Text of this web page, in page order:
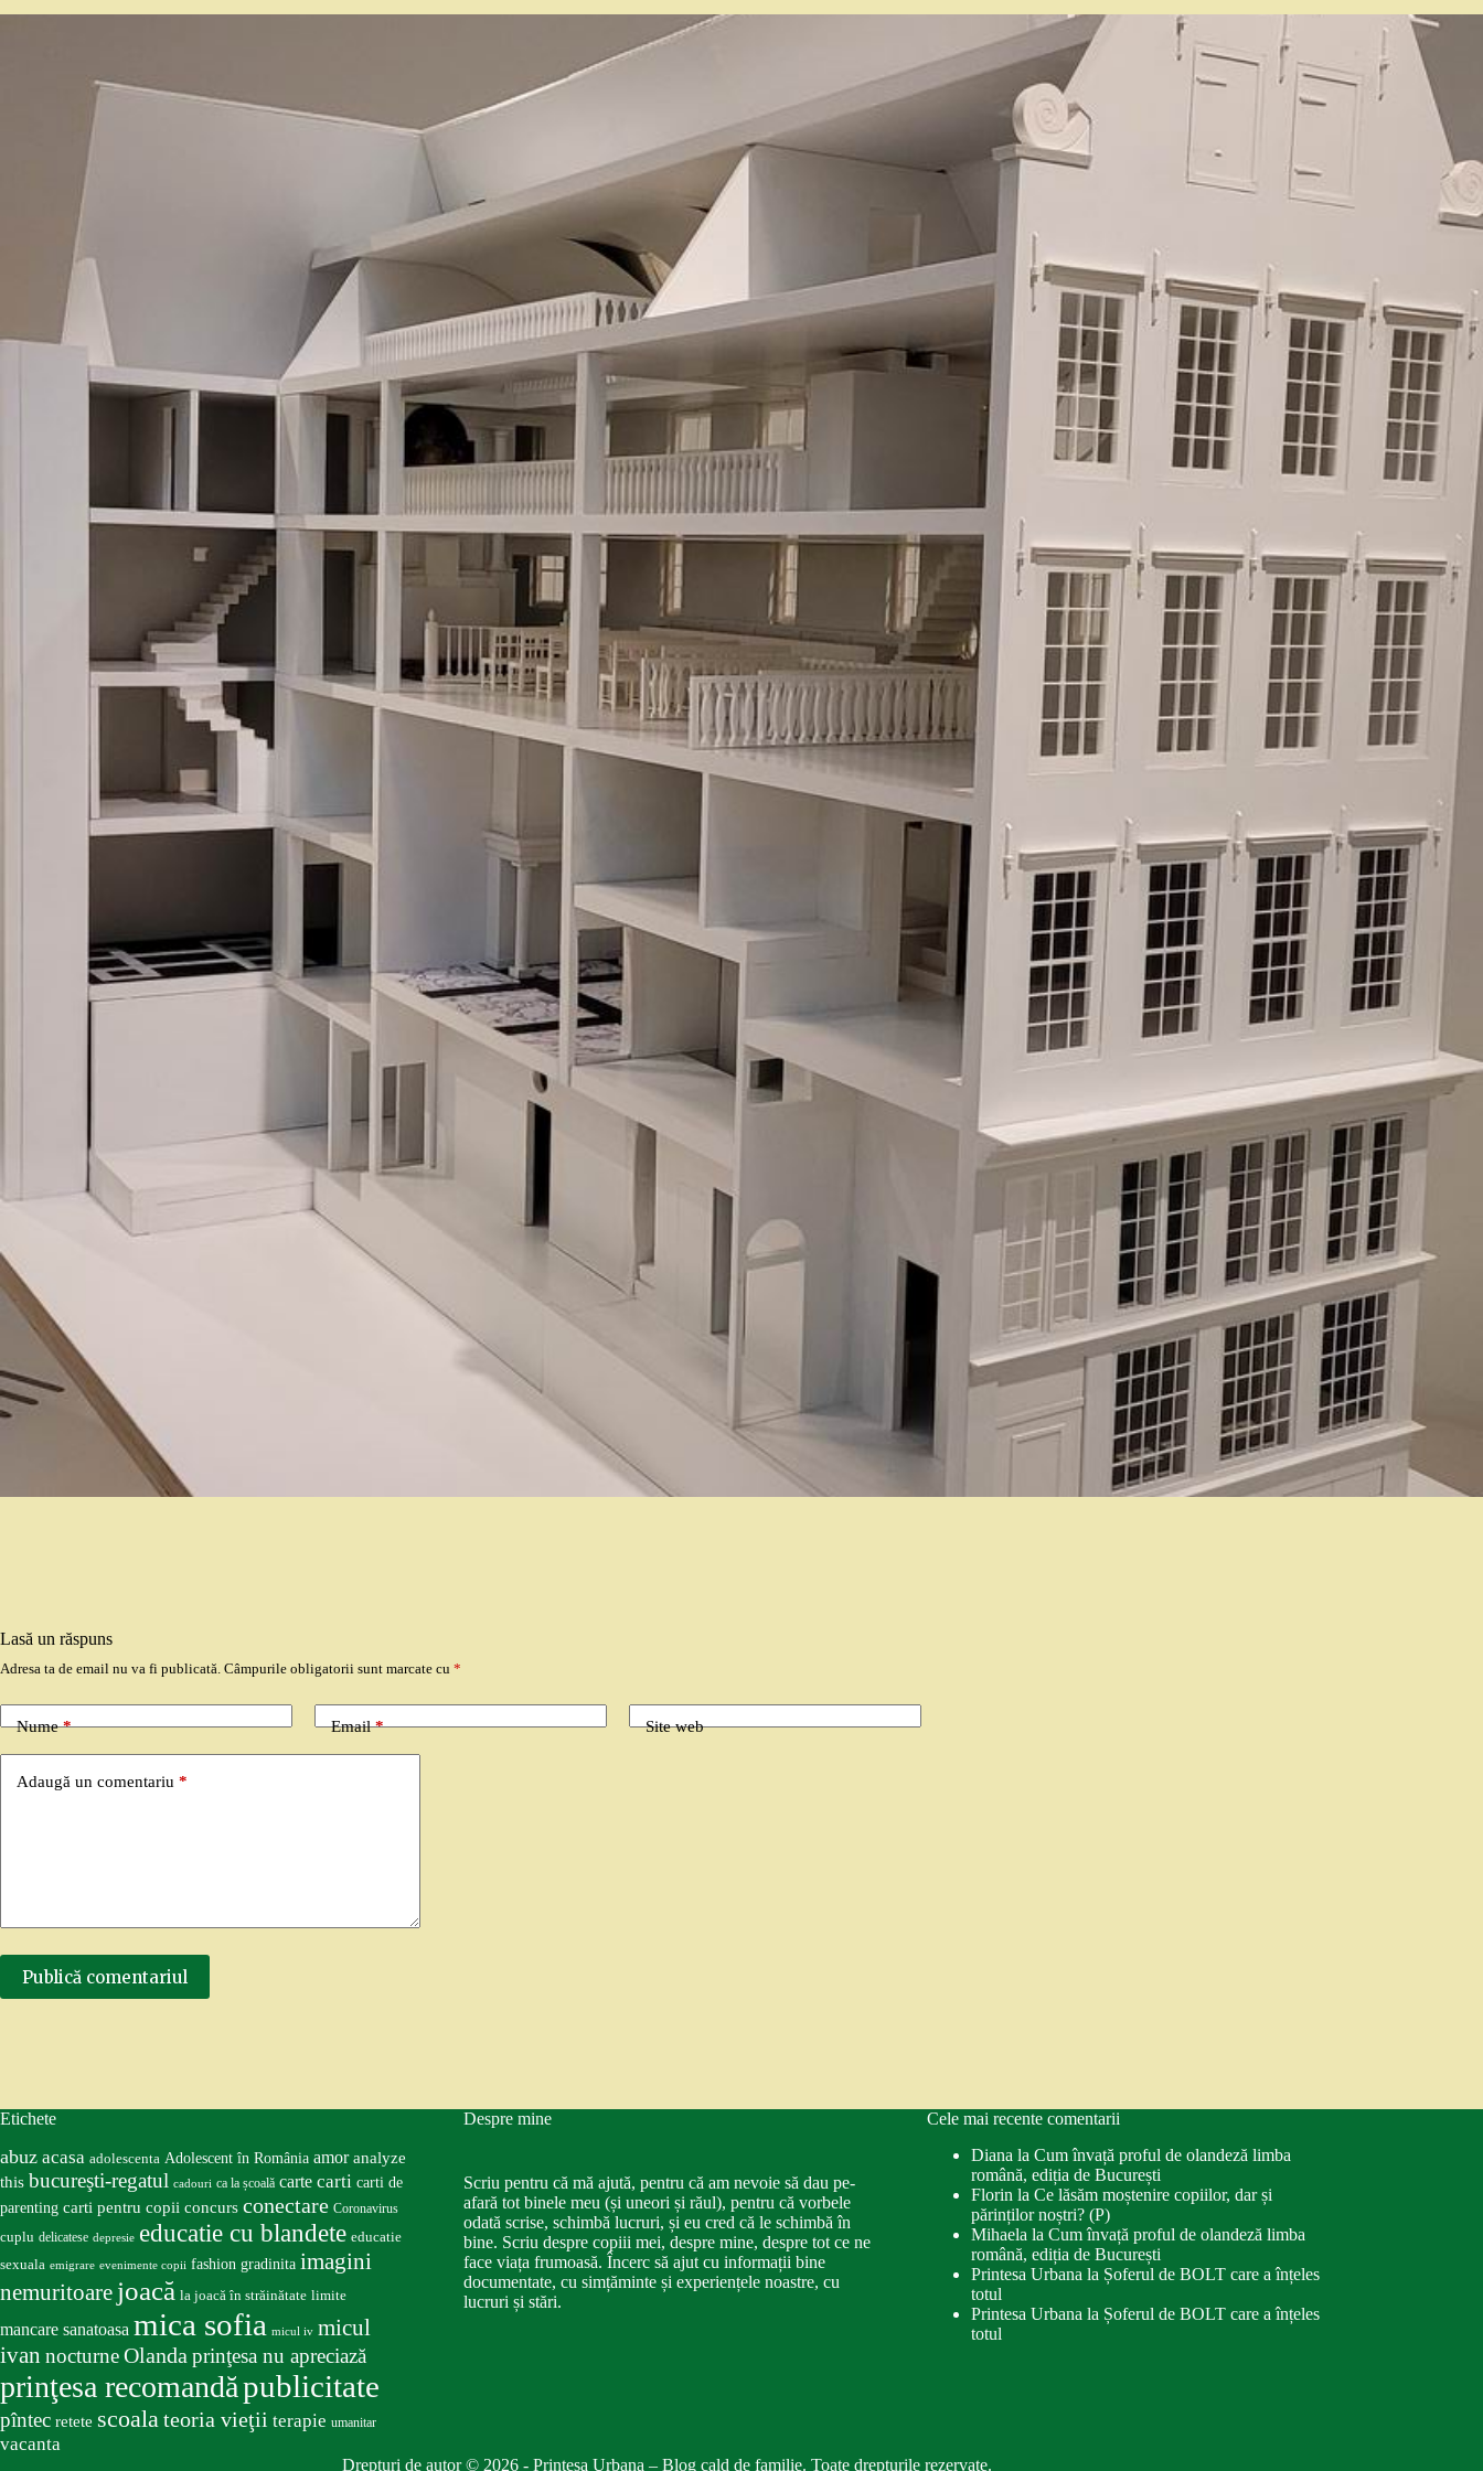
Lasă un răspuns
Adresa ta de email nu va fi publicată. Câmpurile obligatorii sunt marcate cu *
Nume* Email* Site web
Adaugă un comentariu *
Publică comentariul
Etichete
abuz acasa adolescenta Adolescent în România amor analyze
this bucureşti-regatul cadouri ca la școală carte carti carti de
parenting carti pentru copii concurs conectare Coronavirus
cuplu delicatese depresie educatie cu blandete educatie
sexuala emigrare evenimente copii fashion gradinita imagini
nemuritoare joacă la joacă în străinătate limite
mancare sanatoasa mica sofia micul iv micul
ivan nocturneOlanda prinţesa nu apreciază
prinţesa recomandăpublicitate
pîntec retete scoalateoria vieţii terapie umanitar
vacanta
Despre mine
Scriu pentru că mă ajută, pentru că am nevoie să dau pe-
afară tot binele meu (și uneori și răul), pentru că vorbele
odată scrise, schimbă lucruri, și eu cred că le schimbă în
bine. Scriu despre copiii mei, despre mine, despre tot ce ne
face viața frumoasă. Încerc să ajut cu informații bine
documentate, cu simțăminte și experiențele noastre, cu
lucruri și stări.
Cele mai recente comentarii
Diana la Cum învață proful de olandeză limba
română, ediția de București
Florin la Ce lăsăm moștenire copiilor, dar și
părinților noștri? (P)
Mihaela la Cum învață proful de olandeză limba
română, ediția de București
Printesa Urbana la Șoferul de BOLT care a înțeles
totul
Printesa Urbana la Șoferul de BOLT care a înțeles
totul
Drepturi de autor © 2026 - Printesa Urbana – Blog cald de familie. Toate drepturile rezervate.